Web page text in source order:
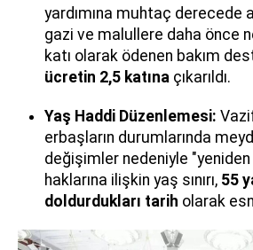
yardımına muhtaç derecede
gazi ve malullere daha önce
katı olarak ödenen bakım
ücretin 2,5 katına çıkarıldı.
Yaş Haddi Düzenlemesi:
erbaşların durumlarında
değişimler nedeniyle
haklarına ilişkin yaş sınırı, 55
doldurdukları tarih olarak